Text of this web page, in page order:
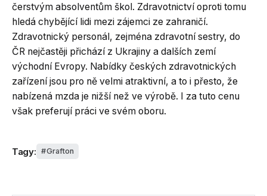
čerstvým absolventům škol. Zdravotnictví oproti tomu
hledá chybějící lidi mezi zájemci ze zahraničí.
Zdravotnický personál, zejména zdravotní sestry, do
ČR nejčastěji přichází z Ukrajiny a dalších zemí
východní Evropy. Nabídky českých zdravotnických
zařízení jsou pro ně velmi atraktivní, a to i přesto, že
nabízená mzda je nižší než ve výrobě. I za tuto cenu
však preferují práci ve svém oboru.
Tagy: Grafton